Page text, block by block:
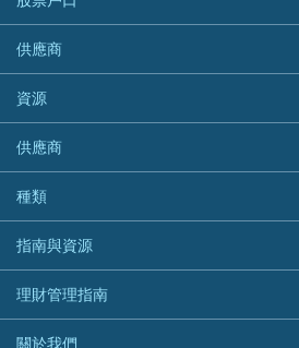
OCBC 華僑銀行
PrimeCredit 安信信貸
Promise 邦民日本財務
Rabbit Credit月兔信貸
Standard Chartered 渣打銀行
UA 亞洲聯合財務
WeLab Bank
WeLend 貸款
高獎賞信用卡推薦
酒店信用卡
東亞銀行
SIM
Airwallex信用卡
定期人壽保險
危疾保險
年金資訊
樓宇火險
歐洲旅遊保險及資訊
越南旅遊保險及資訊
澳洲旅遊保險及資訊
長者嘆世界
家庭親子遊
自駕遊比較
相機有得保
專為孕婦設計的最佳旅遊保險
最佳滑雪旅遊保險
Allianz 安聯
Allied World 世聯
Avo
中國銀行
Bolttech 保特
Blue Cross 藍十字
中國平安
HSBC滙豐銀行
MSIG 三井住友
中銀汽車保險
Allianz安聯汽車保險
bolttech保障汽車保險
Zurich蘇黎世汽車保險
QBE昆士蘭汽車保險
平安汽車保險
富途證券
IB盈透證券
老虎證券
uSMART 盈立證券
華盛証券
長橋證券
WeBull微牛證券
漲樂全球通｜華泰國際
OSL
供應商
富途牛牛好唔好？
Webull微牛證券好唔好？
Longbridge長橋證券好唔好？
老虎證券好唔好？
華盛証券好唔好？
漲樂全球通好唔好？
IB盈透證券好唔好？
盈立證券 uSMART 好唔好？
資源
股票戶口開戶
證券行邊間好？
港股5隻高息ETF精選
什麼是ETF？
香港30大高息股排行
黃金ETF懶人包
最值得注意的比特幣ETF
供應商
銀行戶口比較
尊尚銀行戶口
Citi Plus
中信銀行inMotion
Airwallex銀行
種類
定期存款
港元定存
人民幣定存
美元定存
指南與資源
理財資訊
識慳識賺
理財管理指南
常用相關詞彙
關於我們